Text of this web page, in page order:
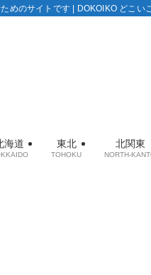
めのサイトです | DOKOIKO どこい
海道 東北
TOHOKU
北関東
NORTH-